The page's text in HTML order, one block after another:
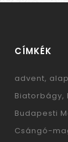
CÍMKÉK
advent
Biatorbágy
Budapesti
Csángó-